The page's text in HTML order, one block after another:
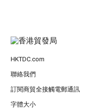
HKTDC.com
聯絡我們
訂閱商貿全接觸電郵通訊
字體大小